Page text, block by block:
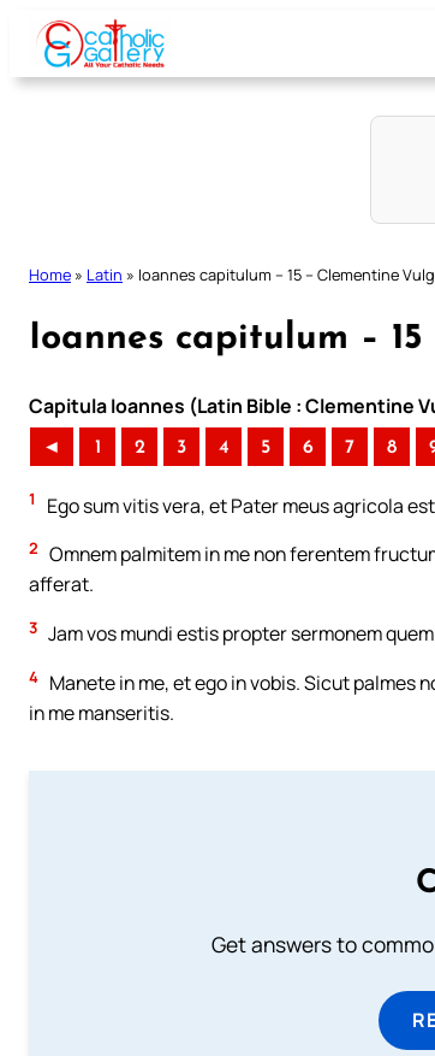
Skip
content
Home » Latin » Ioannes capitulum – 15 – Clementine
Ioannes capitulum –
Capitula Ioannes (Latin Bible : Clementine
◄ 1 2 3 4 5 6 7 8
1 Ego sum vitis vera, et Pater meus agricola
2 Omnem palmitem in me non ferentem
afferat.
3 Jam vos mundi estis propter sermonem
4 Manete in me, et ego in vobis. Sicut palmes
in me manseritis.
Get answers to